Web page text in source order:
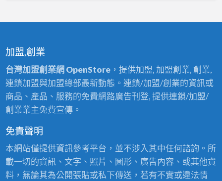
加盟,創業
台灣加盟創業網 OpenStore，提供加盟, 加盟創業, 創業,
連鎖加盟與加盟總部最新動態。連鎖/加盟/創業的資訊或
商品、產品、服務的免費網路廣告刊登, 提供連鎖/加盟/
創業業主免費宣傳。
免責聲明
本網站僅提供資訊參考平台，並不涉入其中任何諮詢。所
載一切的資訊、文字、照片、圖形、廣告內容、或其他資
料，無論其為公開張貼或私下傳送，若有不實或違法情